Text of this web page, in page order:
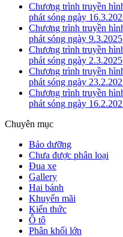
Chương trình truyền
phát sóng ngày
Chương trình truyền
phát sóng ngày 9.3.2025
Chương trình truyền
phát sóng ngày 2.3.2025
Chương trình truyền
phát sóng ngày
Chương trình truyền
phát sóng ngày
Chuyên mục
Bảo dưỡng
Chưa được phân loại
Đua xe
Gallery
Hai bánh
Khuyến mãi
Kiến thức
Ô tô
Phân khối lớn